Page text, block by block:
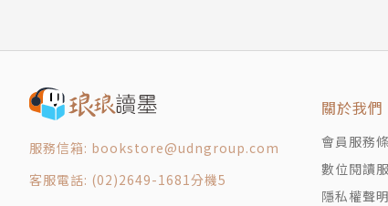
服務信箱: bookstore@udngroup.com
客服電話: (02)2649-1681分機5
關於我們
會員服務
數位閱讀
隱私權聲明